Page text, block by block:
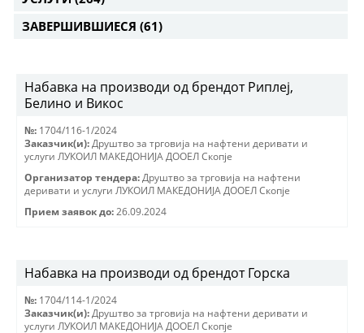
ЗАВЕРШИВШИЕСЯ (61)
Набавка на производи од брендот Риплеј,
Белино и Викос
№: 1704/116-1/2024
Заказчик(и): Друштво за трговиjа на нафтени деривати и
услуги ЛУКОИЛ МАКЕДОНИJА ДООЕЛ Скопjе
Организатор тендера: Друштво за трговиjа на нафтени
деривати и услуги ЛУКОИЛ МАКЕДОНИJА ДООЕЛ Скопjе
Прием заявок до: 26.09.2024
Набавка на производи од брендот Горска
№: 1704/114-1/2024
Заказчик(и): Друштво за трговиjа на нафтени деривати и
услуги ЛУКОИЛ МАКЕДОНИJА ДООЕЛ Скопjе